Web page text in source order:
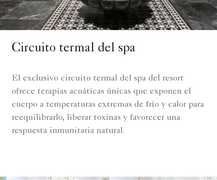
Circuito termal del spa
El exclusivo circuito termal del spa del resort
ofrece terapias acuáticas únicas que exponen el
cuerpo a temperaturas extremas de frío y calor para
reequilibrarlo, liberar toxinas y favorecer una
respuesta inmunitaria natural.